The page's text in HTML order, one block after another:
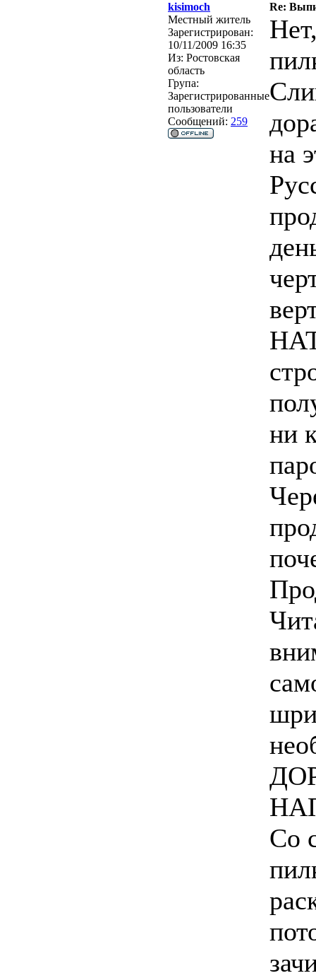
kisimoch
Re:
Местный житель
Зарегистрирован:
10/11/2009 16:35
Из: Ростовская
область
Група:
Зарегистрированные
пользователи
Сообщений: 259
на
ни
Со